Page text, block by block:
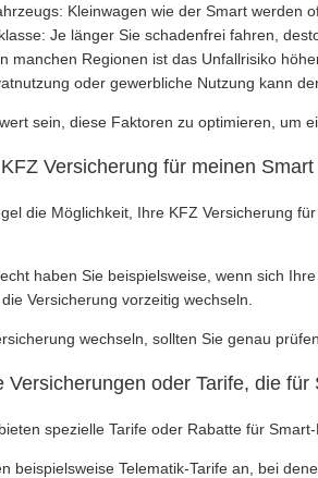
Kleinwagen wie der Smart werden
Je länger Sie schadenfrei fahren,
manchen Regionen ist das Unfallrisiko
oder gewerbliche Nutzung kann
sein, diese Faktoren zu optimieren, um
Versicherung für meinen
die Möglichkeit, Ihre KFZ Versicherung
haben Sie beispielsweise, wenn sich
Versicherung vorzeitig wechseln.
wechseln, sollten Sie genau
Versicherungen oder Tarife, die
spezielle Tarife oder Rabatte für
beispielsweise Telematik-Tarife an, bei